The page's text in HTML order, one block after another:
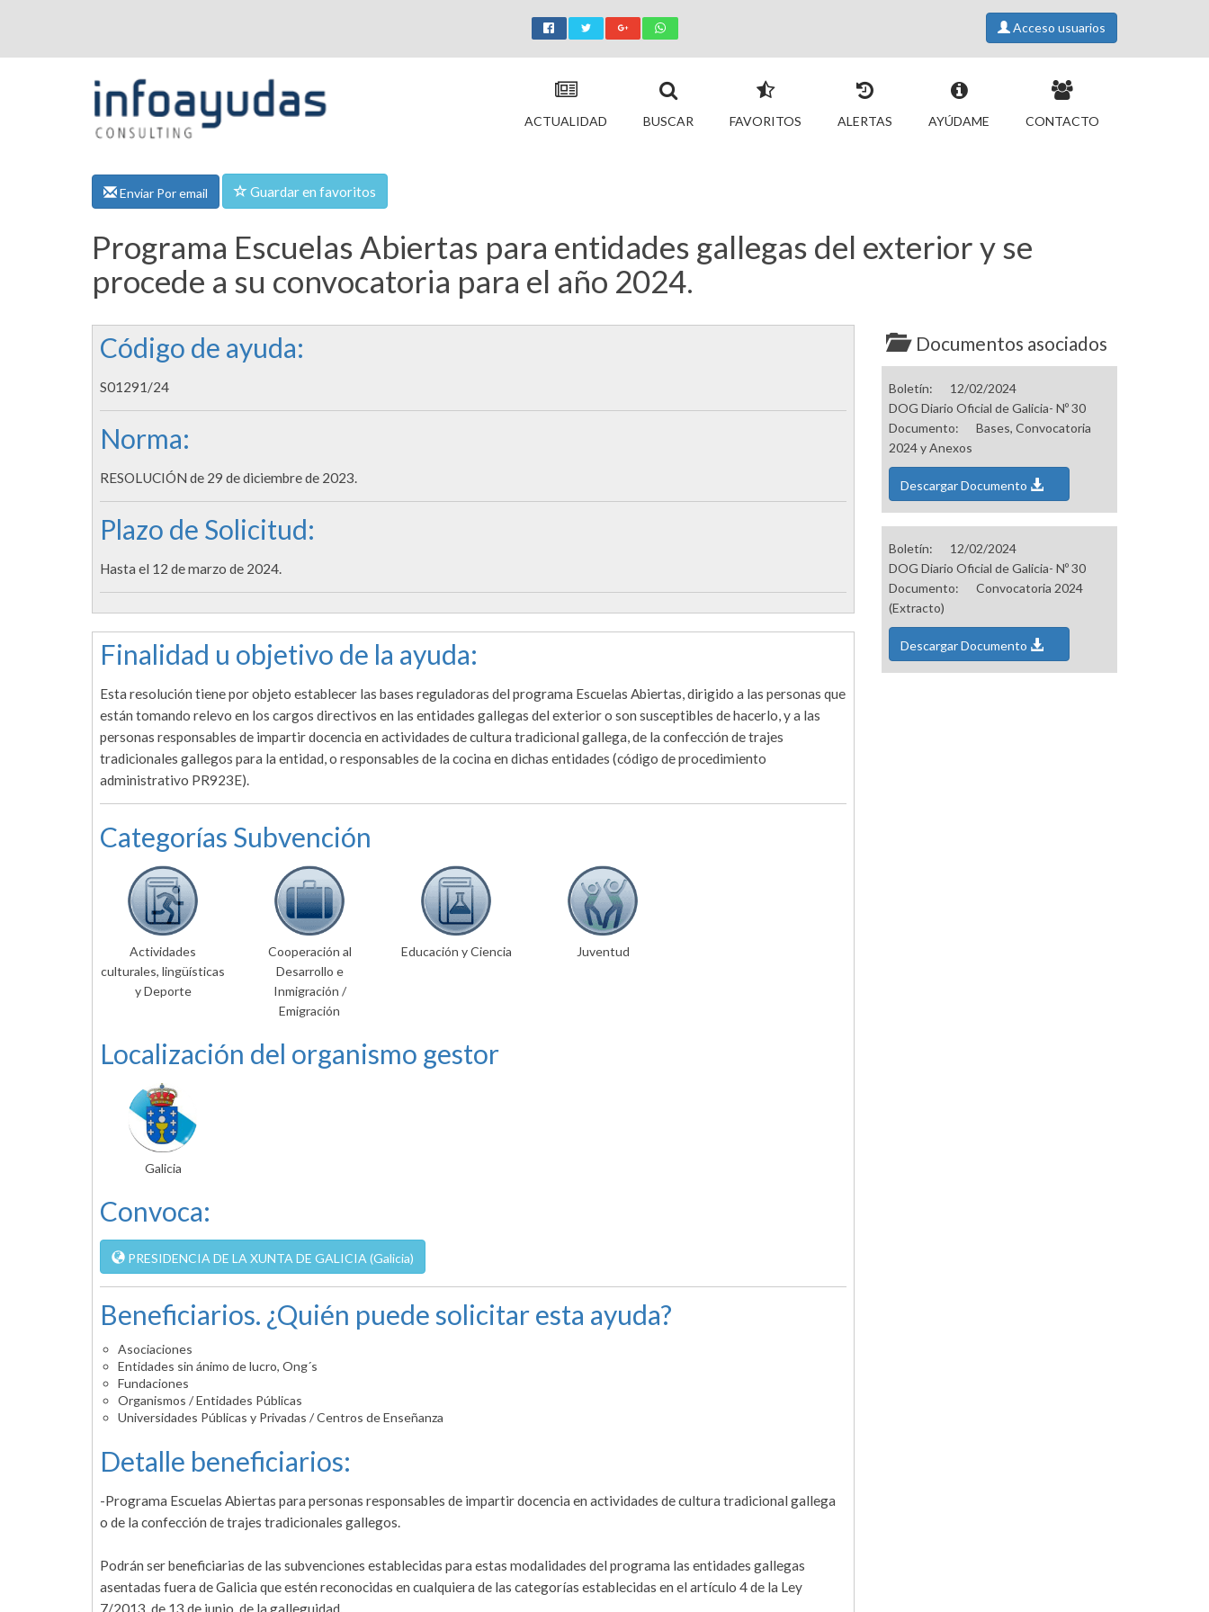
Acceso usuarios
ACTUALIDAD BUSCAR FAVORITOS ALERTAS AYÚDAME CONTACTO
Enviar Por email Guardar en favoritos
Programa Escuelas Abiertas para entidades gallegas del exterior y se
procede a su convocatoria para el año 2024.
Código de ayuda:
S01291/24
Norma:
RESOLUCIÓN de 29 de diciembre de 2023.
Plazo de Solicitud:
Hasta el 12 de marzo de 2024.
Finalidad u objetivo de la ayuda:
Esta resolución tiene por objeto establecer las bases reguladoras del programa Escuelas Abiertas, dirigido a las personas que
están tomando relevo en los cargos directivos en las entidades gallegas del exterior o son susceptibles de hacerlo, y a las
personas responsables de impartir docencia en actividades de cultura tradicional gallega, de la confección de trajes
tradicionales gallegos para la entidad, o responsables de la cocina en dichas entidades (código de procedimiento
administrativo PR923E).
Categorías Subvención
Actividades
culturales, lingüísticas
y Deporte
Cooperación al
Desarrollo e
Inmigración /
Emigración
Educación y Ciencia Juventud
Localización del organismo gestor
Galicia
Convoca:
PRESIDENCIA DE LA XUNTA DE GALICIA (Galicia)
Beneficiarios. ¿Quién puede solicitar esta ayuda?
Asociaciones
Entidades sin ánimo de lucro, Ong´s
Fundaciones
Organismos / Entidades Públicas
Universidades Públicas y Privadas / Centros de Enseñanza
Detalle beneficiarios:
-Programa Escuelas Abiertas para personas responsables de impartir docencia en actividades de cultura tradicional gallega
o de la confección de trajes tradicionales gallegos.
Podrán ser beneficiarias de las subvenciones establecidas para estas modalidades del programa las entidades gallegas
asentadas fuera de Galicia que estén reconocidas en cualquiera de las categorías establecidas en el artículo 4 de la Ley
Documentos asociados
Boletín:
12/02/2024
DOG Diario Oficial de Galicia- Nº 30
Documento:
Bases, Convocatoria
2024 y Anexos
Descargar Documento
Boletín:
12/02/2024
DOG Diario Oficial de Galicia- Nº 30
Documento:
Convocatoria 2024
(Extracto)
Descargar Documento